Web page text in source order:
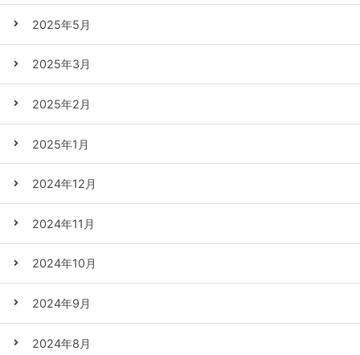
2025年5月
2025年3月
2025年2月
2025年1月
2024年12月
2024年11月
2024年10月
2024年9月
2024年8月